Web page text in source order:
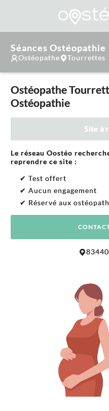
Séances Ostéopathie
Ostéopathe Tourrettes
Ostéopathe
Ostéopathie
Site à
Le réseau Oostéo
reprendre ce site :
✔ Test offert
✔ Aucun engagement
✔ Réservé aux